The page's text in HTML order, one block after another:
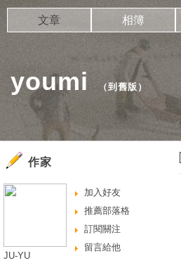
youmi （到舊版 ）
文章 相簿
作家
加入好友
推薦部落格
訂閱關注
留言給他
JU-YU